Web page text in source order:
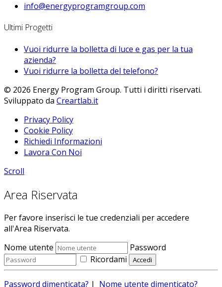
info@energyprogramgroup.com
Ultimi Progetti
Vuoi ridurre la bolletta di luce e gas per la tua
azienda?
Vuoi ridurre la bolletta del telefono?
© 2026 Energy Program Group. Tutti i diritti riservati.
Sviluppato da Creartlab.it
Privacy Policy
Cookie Policy
Richiedi Informazioni
Lavora Con Noi
Scroll
Area Riservata
Per favore inserisci le tue credenziali per accedere
all'Area Riservata.
Nome utente
Password
Ricordami
Password dimenticata? | Nome utente dimenticato?